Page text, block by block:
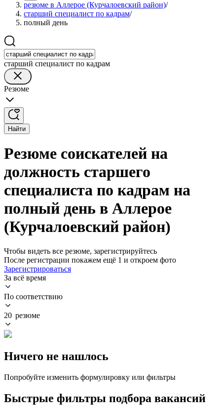
резюме в Аллерое (Курчалоевский район)/
старший специалист по кадрам/
полный день
старший специалист по кадрам
Резюме
Найти
Резюме соискателей на
должность старшего
специалиста по кадрам на
полный день в Аллерое
(Курчалоевский район)
Чтобы видеть все резюме, зарегистрируйтесь
После регистрации покажем ещё 1 и откроем фото
Зарегистрироваться
За всё время
По соответствию
20 резюме
Ничего не нашлось
Попробуйте изменить формулировку или фильтры
Быстрые фильтры подбора вакансий